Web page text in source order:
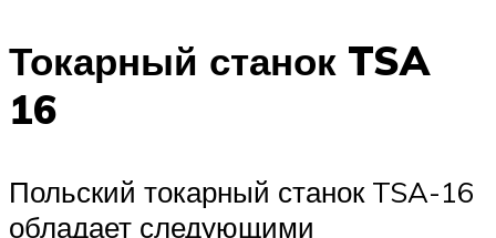
Токарный станок TSA
16
Польский токарный станок TSA-16
обладает следующими